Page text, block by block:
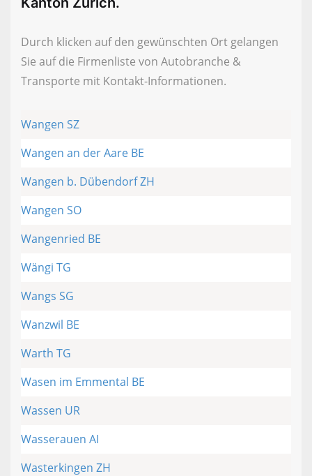
Durch klicken auf den gewünschten Ort gelangen
Sie auf die Firmenliste von Autobranche &
Transporte mit Kontakt-Informationen.
Wangen SZ
Wangen an der Aare BE
Wangen b. Dübendorf ZH
Wangen SO
Wangenried BE
Wängi TG
Wangs SG
Wanzwil BE
Warth TG
Wasen im Emmental BE
Wassen UR
Wasserauen AI
Wasterkingen ZH